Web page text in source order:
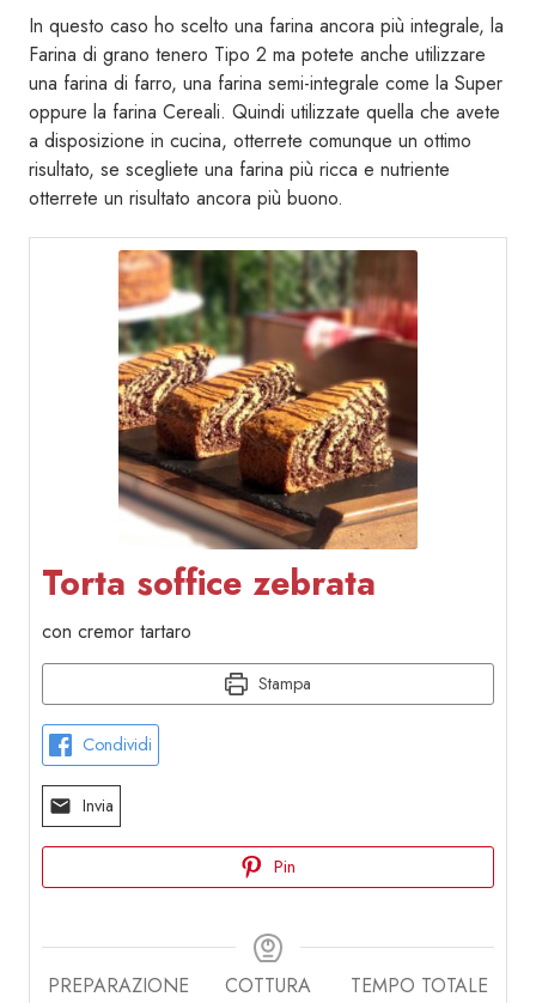
In questo caso ho scelto una farina ancora più integrale, la
Farina di grano tenero Tipo 2 ma potete anche utilizzare
una farina di farro, una farina semi-integrale come la Super
oppure la farina Cereali. Quindi utilizzate quella che avete
a disposizione in cucina, otterrete comunque un ottimo
risultato, se scegliete una farina più ricca e nutriente
otterrete un risultato ancora più buono.
Torta soffice zebrata
con cremor tartaro
Stampa
Condividi
Invia
Pin
PREPARAZIONE
COTTURA
TEMPO TOTALE